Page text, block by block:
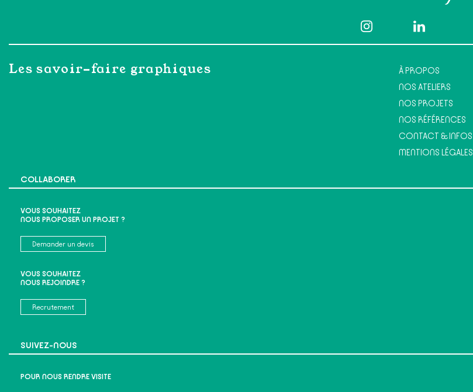
COLLABORER
SUIVEZ-NOUS
Les savoir-faire graphiques
À PROPOS
NOS ATELIERS
NOS PROJETS
NOS RÉFÉRENCES
CONTACT & INFOS
MENTIONS LÉGALES
VOUS SOUHAITEZ
NOUS PROPOSER UN PROJET ?
Demander un devis
VOUS SOUHAITEZ
NOUS REJOINDRE ?
Recrutement
POUR NOUS RENDRE VISITE